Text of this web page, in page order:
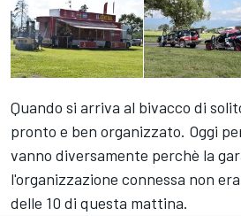
Quando si arriva al bivacco di
pronto e ben organizzato. Oggi
vanno diversamente perchè la
l'organizzazione connessa non
delle 10 di questa mattina.